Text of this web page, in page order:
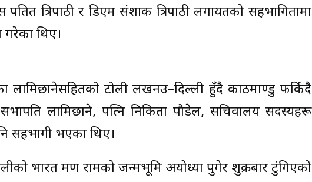
त्रिपाठी र डिएम संशाक त्रिपाठी लगायतको सहभागितामा
गरेका थिए।
लामिछानेसहितको टोली लखनउ–दिल्ली हुँदै काठमाण्डु फर्किदै
लामिछाने, पत्नि निकिता पौडेल, सचिवालय सदस्यहरू
सहभागी भएका थिए।
भारत भ्रमण रामको जन्मभूमि अयोध्या पुगेर शुक्रबार टुंगिएको